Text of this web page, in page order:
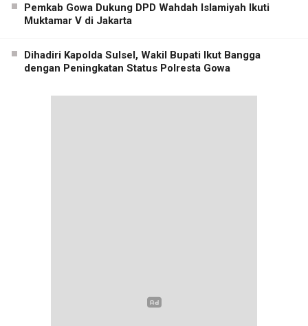
Pemkab Gowa Dukung DPD Wahdah Islamiyah Ikuti
Muktamar V di Jakarta
Dihadiri Kapolda Sulsel, Wakil Bupati Ikut Bangga
dengan Peningkatan Status Polresta Gowa